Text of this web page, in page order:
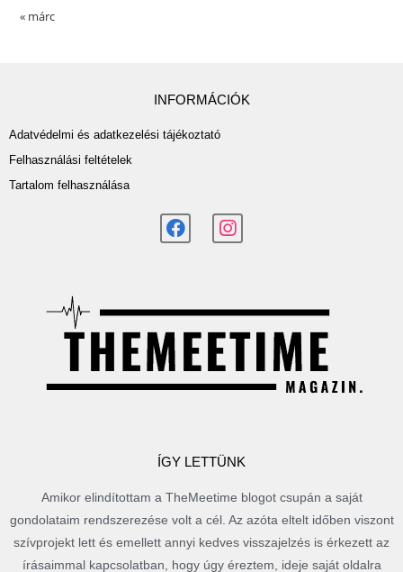
« márc
INFORMÁCIÓK
Adatvédelmi és adatkezelési tájékoztató
Felhasználási feltételek
Tartalom felhasználása
ÍGY LETTÜNK
Amikor elindítottam a TheMeetime blogot csupán a saját
gondolataim rendszerezése volt a cél. Az azóta eltelt időben viszont
szívprojekt lett és emellett annyi kedves visszajelzés is érkezett az
írásaimmal kapcsolatban, hogy úgy éreztem, ideje saját oldalra